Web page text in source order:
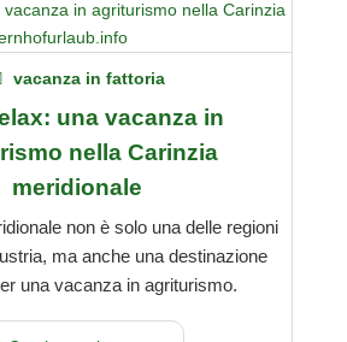
una vacanza in
nella Carinzia
meridionale
vacanza in fattoria
non è solo una delle regioni
ma anche una destinazione
una vacanza in agriturismo.